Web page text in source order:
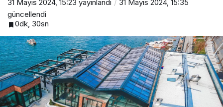
31 Mayıs 2024, 15:23 yayınlandı
31 Mayıs 2024, 15:35
güncellendi
0dk, 30sn